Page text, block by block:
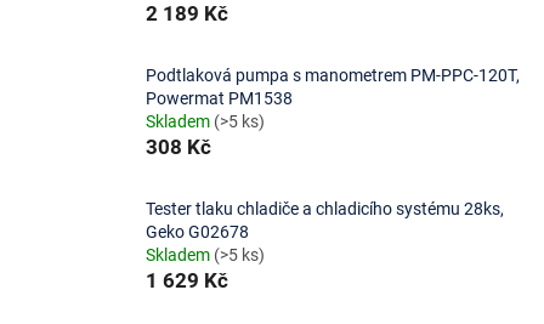
2 189 Kč
Podtlaková pumpa s manometrem PM-PPC-120T,
Powermat PM1538
Skladem (>5 ks)
308 Kč
Tester tlaku chladiče a chladicího systému 28ks,
Geko G02678
Skladem (>5 ks)
1 629 Kč